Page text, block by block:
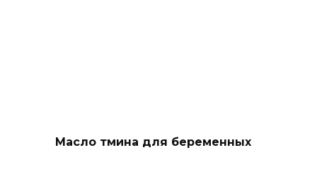
Масло тмина для беременных